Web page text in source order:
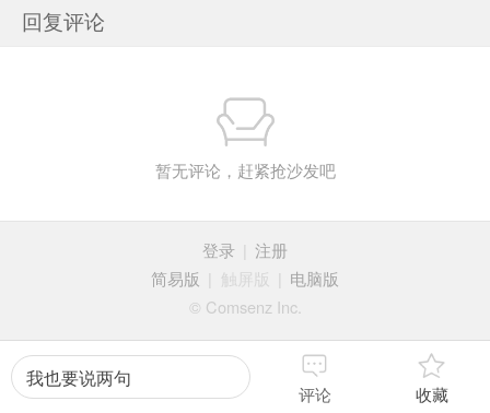
回复评论
暂无评论，赶紧抢沙发吧
我也要说两句
评论 收藏
登录
注册
简易版
触屏版
电脑版
© Comsenz Inc.